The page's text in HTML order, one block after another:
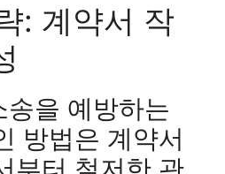
: 계약서 작
을 예방하는
방법은 계약서
부터 철저한 관